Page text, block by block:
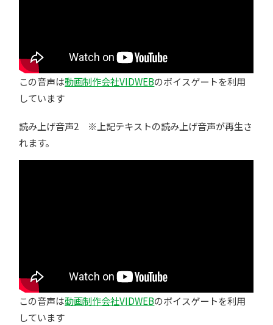
この音声は動画制作会社VIDWEBのボイスゲートを利用
しています
読み上げ音声2 ※上記テキストの読み上げ音声が再生さ
れます。
この音声は動画制作会社VIDWEBのボイスゲートを利用
しています